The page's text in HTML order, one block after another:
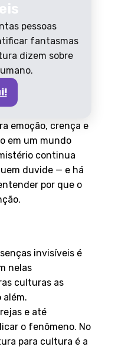
pessoas
fantasmas
dizem sobre
emoção, crença e
em um mundo
continua
duvide — e há
por que o
invisíveis é
nelas
culturas as
além.
e até
o fenômeno. No
para cultura é a